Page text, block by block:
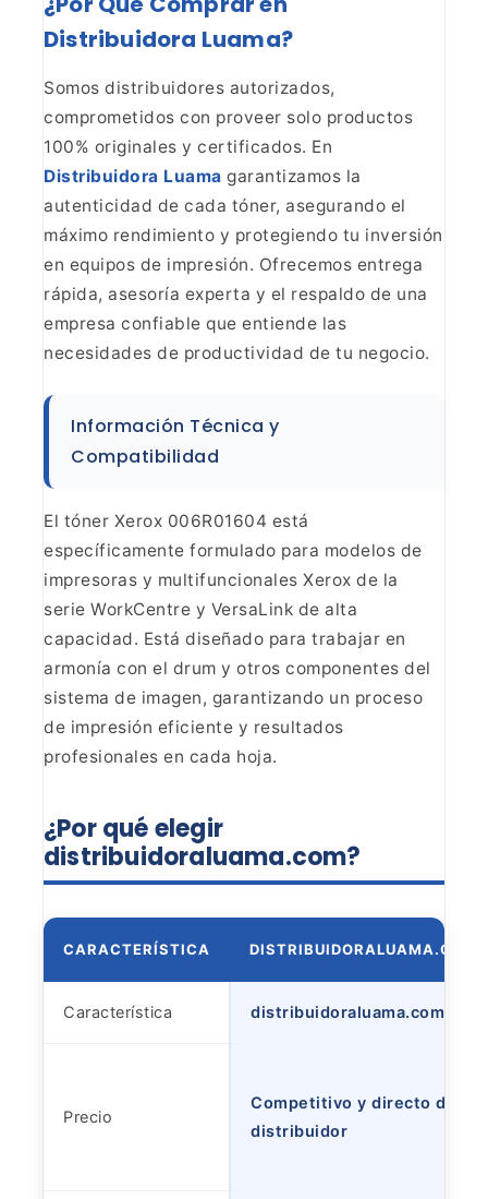
Distribuidora Luama?
Somos distribuidores autorizados,
comprometidos con proveer solo productos
100% originales y certificados. En
Distribuidora Luama garantizamos la
autenticidad de cada tóner, asegurando el
máximo rendimiento y protegiendo tu inversión
en equipos de impresión. Ofrecemos entrega
rápida, asesoría experta y el respaldo de una
empresa confiable que entiende las
necesidades de productividad de tu negocio.
Información Técnica y
Compatibilidad
El tóner Xerox 006R01604 está
específicamente formulado para modelos de
impresoras y multifuncionales Xerox de la
serie WorkCentre y VersaLink de alta
capacidad. Está diseñado para trabajar en
armonía con el drum y otros componentes del
sistema de imagen, garantizando un proceso
de impresión eficiente y resultados
profesionales en cada hoja.
¿Por qué elegir
distribuidoraluama.com?
CARACTERÍSTICA DISTRIBUIDORALUAMA.COM
Característica distribuidoraluama.com
Precio
Competitivo y directo de
distribuidor